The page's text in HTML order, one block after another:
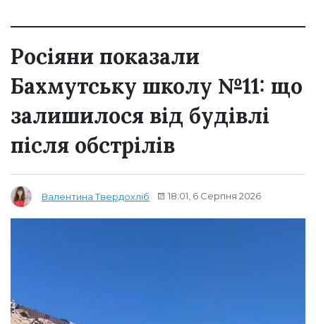
Росіяни показали
Бахмутську школу №11: що
залишилося від будівлі
після обстрілів
Валентина Твердохліб 18:01, 6 Серпня 2026